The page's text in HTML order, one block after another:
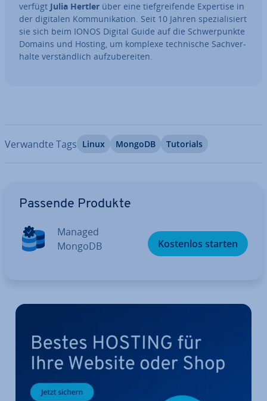
verfügt Julia Hertler über eine tief­grei­fen­de Expertise in
der digitalen Kom­mu­ni­ka­ti­on. Seit 10 Jahren spe­zia­li­siert
sie sich beim IONOS Digital Guide auf die Schwer­punk­te
Domains und Hosting, um komplexe tech­ni­sche Sach­ver­
hal­te ver­ständ­lich auf­zu­be­rei­ten.
Verwandte Tags Linux MongoDB Tutorials
Passende Produkte
Managed
MongoDB
Kostenlos starten